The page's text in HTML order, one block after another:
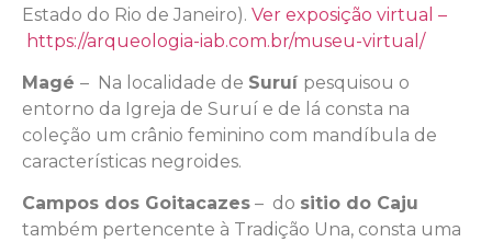
Estado do Rio de Janeiro). Ver exposição virtual –
https://arqueologia-iab.com.br/museu-virtual/
Magé – Na localidade de Suruí pesquisou o
entorno da Igreja de Suruí e de lá consta na
coleção um crânio feminino com mandíbula de
características negroides.
Campos dos Goitacazes – do sitio do Caju
também pertencente à Tradição Una, consta uma